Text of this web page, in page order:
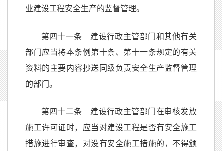
业建设工程安全生产的监督管理。
第四十一条 建设行政主管部门和其他有关
部门应当将本条例第十条、第十一条规定的有关
资料的主要内容抄送同级负责安全生产监督管理
的部门。
第四十二条 建设行政主管部门在审核发放
施工许可证时，应当对建设工程是否有安全施工
措施进行审查，对没有安全施工措施的，不得颁